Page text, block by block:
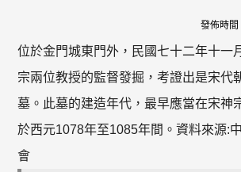
發佈時間
位於金門城東門外，民國七十二年十一
宗兩位教授的監督發掘，考證出是宋代
墓。此墓的建造年代，最早應當在宋神
於西元1078年至1085年間。資料來源:
會